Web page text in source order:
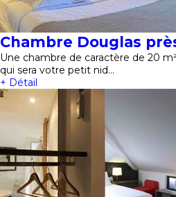
Chambre Douglas
Une chambre de caractère de 20
qui sera votre petit nid…
+ Détail